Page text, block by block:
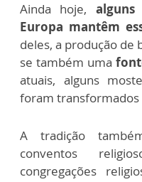
Ainda hoje,
Europa mantêm
deles, a produção de
se também uma
atuais, alguns
foram transformados
A tradição
conventos
congregações